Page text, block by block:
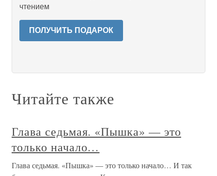
чтением
ПОЛУЧИТЬ ПОДАРОК
Читайте также
Глава седьмая. «Пышка» — это
только начало…
Глава седьмая. «Пышка» — это только начало… И так